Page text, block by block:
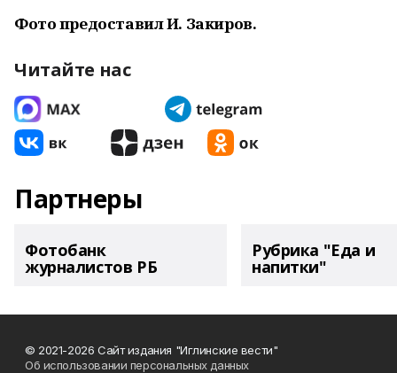
Фото предоставил И. Закиров.
Читайте нас
Партнеры
Фотобанк
журналистов РБ
Рубрика "Еда и
напитки"
© 2021-2026 Сайт издания "Иглинские вести"
Об использовании персональных данных